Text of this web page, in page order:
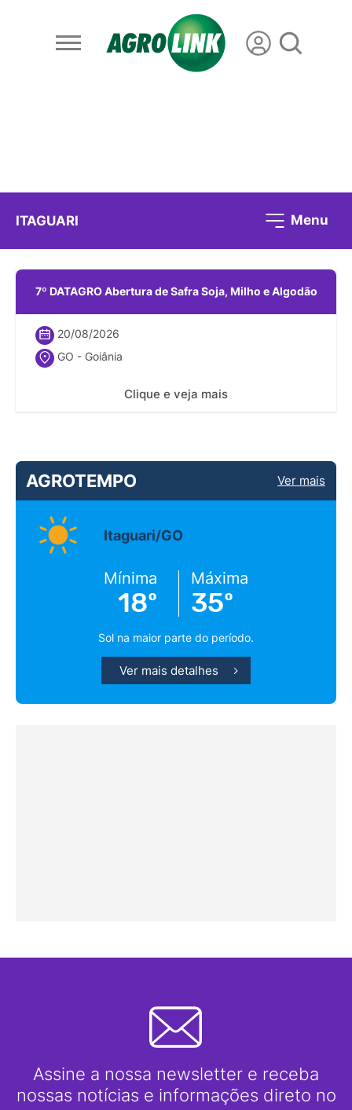
ITAGUARI Menu
7º DATAGRO Abertura de Safra Soja, Milho e Algodão
20/08/2026
GO - Goiânia
Clique e veja mais
AGROTEMPO Ver mais
Itaguari/GO
Mínima
18º
Máxima
35º
Sol na maior parte do período.
Ver mais detalhes
Assine a nossa newsletter e receba
nossas notícias e informações direto no